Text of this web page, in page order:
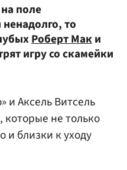
поле
то
Роберт Маки
игру со скамейки
и Аксель Витсель
, которые не только
близки к уходу